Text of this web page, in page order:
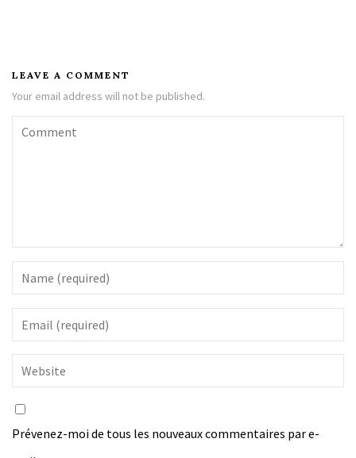
LEAVE A COMMENT
Your email address will not be published.
Prévenez-moi de tous les nouveaux commentaires par e-